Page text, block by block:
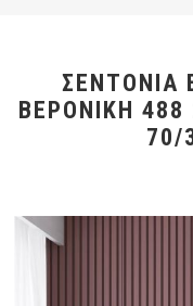
ΣΕΝΤΌΝΙΑ
ΒΕΡΟΝΊΚΗ 488
70/